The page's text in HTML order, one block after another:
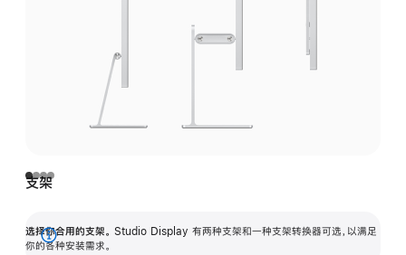
支架
选择你合用的支架。 Studio Display 有两种支架和一种支架转换器可选，以满足
你的各种安装需求。
展